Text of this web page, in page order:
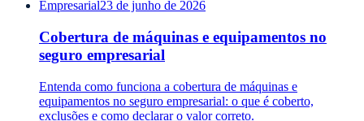
Empresarial23 de junho de 2026
Cobertura de máquinas e equipamentos no
seguro empresarial
Entenda como funciona a cobertura de máquinas e
equipamentos no seguro empresarial: o que é coberto,
exclusões e como declarar o valor correto.